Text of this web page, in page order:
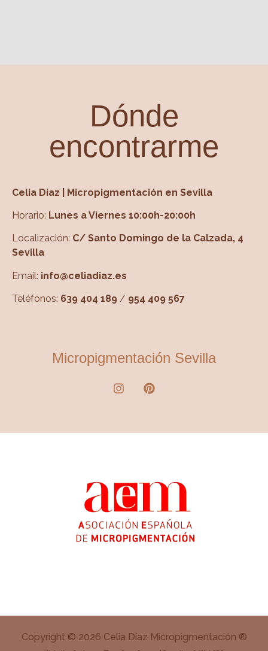
Dónde
encontrarme
Celia Díaz | Micropigmentación en Sevilla
Horario: Lunes a Viernes 10:00h-20:00h
Localización: C/ Santo Domingo de la Calzada, 4
Sevilla
Email: info@celiadiaz.es
Teléfonos: 639 404 189 / 954 409 567
Micropigmentación Sevilla
Copyright © 2026 Celia Díaz Micropigmentación ®